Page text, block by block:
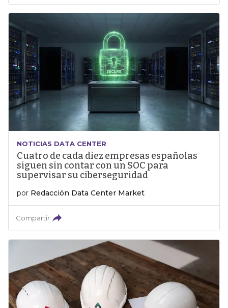
NOTICIAS DATA CENTER
Cuatro de cada diez empresas españolas
siguen sin contar con un SOC para
supervisar su ciberseguridad
por Redacción Data Center Market
Compartir